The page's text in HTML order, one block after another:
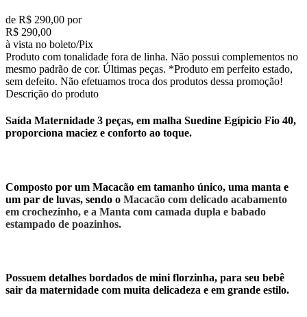
de R$ 290,00 por
R$ 290,00
à vista no boleto/Pix
Produto com tonalidade fora de linha. Não possui complementos no
mesmo padrão de cor. Últimas peças. *Produto em perfeito estado,
sem defeito. Não efetuamos troca dos produtos dessa promoção!
Descrição do produto
Saída Maternidade 3 peças, em malha Suedine Egípicio Fio 40,
proporciona maciez e conforto ao toque.
Composto por um Macacão em tamanho único, uma manta e
um par de luvas, sendo o Macacão com delicado acabamento
em crochezinho, e a Manta com camada dupla e babado
estampado de poazinhos.
Possuem detalhes bordados de mini florzinha, para seu bebê
sair da maternidade com muita delicadeza e em grande estilo.